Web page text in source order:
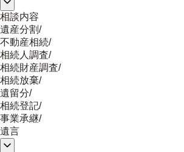
相談内容
遺産分割/
不動産相続/
相続人調査/
相続財産調査/
相続放棄/
遺留分/
相続登記/
事業承継/
遺言